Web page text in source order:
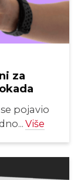
za
pojavio
Više